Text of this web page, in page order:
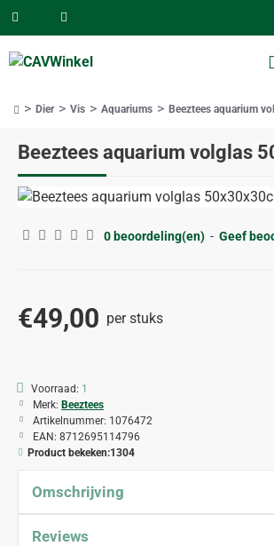
Beeztees aquarium volglas
Dier Vis Aquariums Beeztees aquarium
ALLEEN AFHALEN 0 beoordeling(en) - Geef
€49,00 per stuks
Voorraad: 1
Merk: Beeztees
Artikelnummer: 1076472
EAN: 8712695114796
Product bekeken:1304
Omschrijving
Reviews